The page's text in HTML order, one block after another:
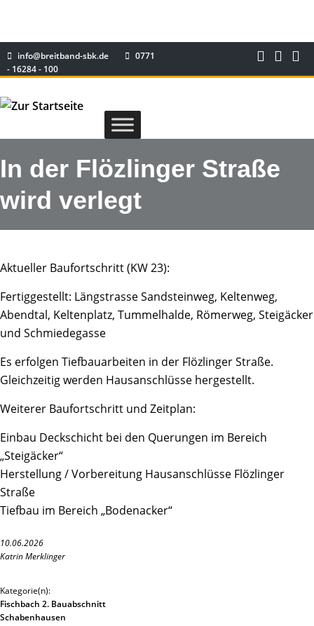
info@breitband-sbk.de
0771
- 16284 - 100
In der Flözlinger Straße
wird verlegt
Aktueller Baufortschritt (KW 23):
Fertiggestellt: Längstrasse Sandsteinweg, Keltenweg,
Abendtal, Keltenplatz, Tummelhalde, Römerweg, Steigäcker
und Schmiedegasse
Es erfolgen Tiefbauarbeiten in der Flözlinger Straße.
Gleichzeitig werden Hausanschlüsse hergestellt.
Weiterer Baufortschritt und Zeitplan:
Einbau Deckschicht bei den Querungen im Bereich
„Steigäcker“
Herstellung / Vorbereitung Hausanschlüsse Flözlinger
Straße
Tiefbau im Bereich „Bodenacker“
10.06.2026
Katrin Merklinger
Kategorie(n):
Fischbach 2. Bauabschnitt
Schabenhausen